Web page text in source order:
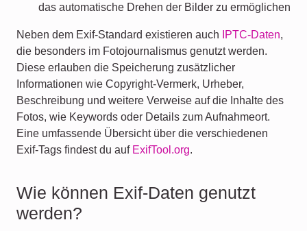
das automatische Drehen der Bilder zu ermöglichen
Neben dem Exif-Standard existieren auch IPTC-Daten,
die besonders im Fotojournalismus genutzt werden.
Diese erlauben die Speicherung zusätzlicher
Informationen wie Copyright-Vermerk, Urheber,
Beschreibung und weitere Verweise auf die Inhalte des
Fotos, wie Keywords oder Details zum Aufnahmeort.
Eine umfassende Übersicht über die verschiedenen
Exif-Tags findest du auf ExifTool.org.
Wie können Exif-Daten genutzt
werden?